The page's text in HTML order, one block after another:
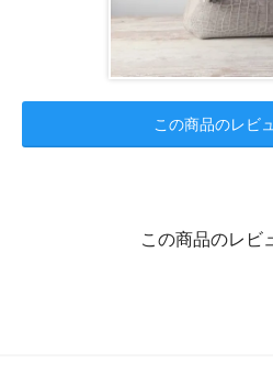
この商品のレビ
この商品のレビ